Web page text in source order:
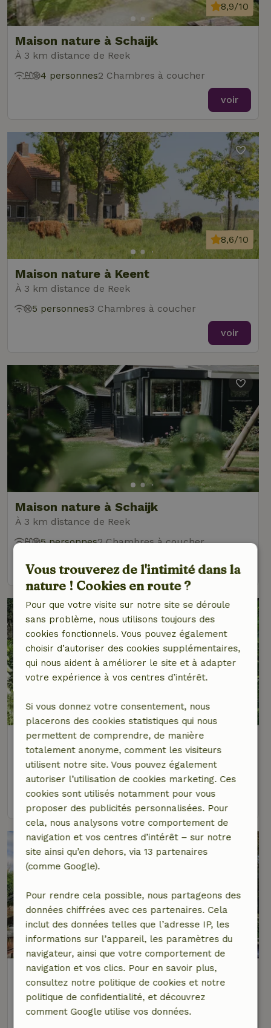
Maison nature à Schaijk
À 3 km distance de Reek
8,9/10
4 personnes2 Chambres à coucher
voir
Maison nature à Keent
À 3 km distance de Reek
8,6/10
5 personnes3 Chambres à coucher
voir
Maison nature à Schaijk
À 3 km distance de Reek
5 personnes2 Chambres à coucher
voir
Maison nature à Grave
À 4 km distance de Reek
2 personnes1 Chambre à coucher
Maison nature à Langenboom
À 4 km distance de Reek
9,6/10
2 personnes1 Chambre à coucher
Vous trouverez de l'intimité dans la
nature ! Cookies en route ?
Pour que votre visite sur notre site se déroule
sans problème, nous utilisons toujours des
cookies fonctionnels. Vous pouvez également
choisir d’autoriser des cookies supplémentaires,
qui nous aident à améliorer le site et à adapter
votre expérience à vos centres d’intérêt.
Si vous donnez votre consentement, nous
placerons des cookies statistiques qui nous
permettent de comprendre, de manière
totalement anonyme, comment les visiteurs
utilisent notre site. Vous pouvez également
autoriser l’utilisation de cookies marketing. Ces
cookies sont utilisés notamment pour vous
proposer des publicités personnalisées. Pour
cela, nous analysons votre comportement de
navigation et vos centres d’intérêt – sur notre
site ainsi qu’en dehors, via 13 partenaires
(comme Google).
Pour rendre cela possible, nous partageons des
données chiffrées avec ces partenaires. Cela
inclut des données telles que l’adresse IP, les
informations sur l’appareil, les paramètres du
navigateur, ainsi que votre comportement de
navigation et vos clics. Pour en savoir plus,
consultez notre politique de cookies et notre
politique de confidentialité, et découvrez
comment Google utilise vos données.